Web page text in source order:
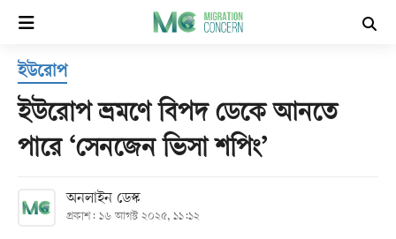
হোম
সর্বশেষ
বিভাগ
ইউরোপ
ইউরোপ ভ্রমণে বিপদ ডেকে আনতে
পারে ‘সেনজেন ভিসা শপিং’
অনলাইন ডেস্ক
প্রকাশ: ১৬ আগস্ট ২০২৫, ১১:১২